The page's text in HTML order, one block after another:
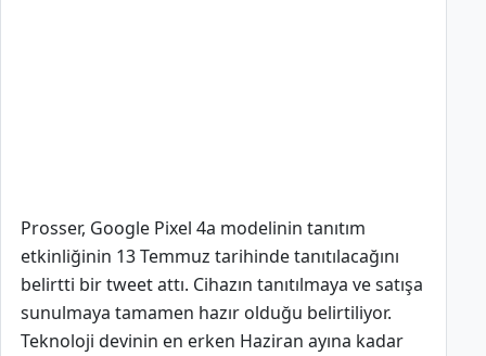
Prosser, Google Pixel 4a modelinin tanıtım
etkinliğinin 13 Temmuz tarihinde tanıtılacağını
belirtti bir tweet attı. Cihazın tanıtılmaya ve satışa
sunulmaya tamamen hazır olduğu belirtiliyor.
Teknoloji devinin en erken Haziran ayına kadar